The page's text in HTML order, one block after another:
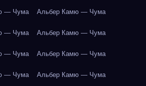
— Чума Альбер Камю — Чума
— Чума Альбер Камю — Чума
— Чума Альбер Камю — Чума
— Чума Альбер Камю — Чума